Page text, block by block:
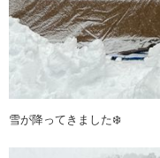
雪が降ってきました❄️